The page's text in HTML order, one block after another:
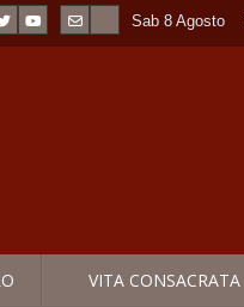
Sab 8 Agosto
VITA CONSACRATA